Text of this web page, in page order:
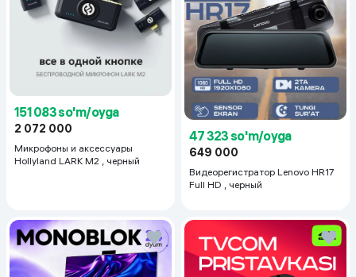
151 083 so'm/oyga
2 072 000
Микрофоны и аксессуары
Hollyland LARK M2 , черный
47 323 so'm/oyga
649 000
Видеорегистратор Lenovo HR17
Full HD , черный